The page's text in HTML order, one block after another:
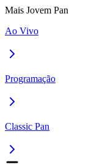
Mais Jovem Pan
Ao Vivo
Programação
Classic Pan